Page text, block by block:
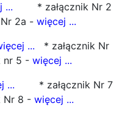
... * załącznik Nr 2
2a - więcej ...
... * załącznik Nr
nr 5 - więcej ...
... * załącznik Nr 7
8 - więcej ...